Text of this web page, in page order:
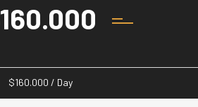
160.000
$160.000 / Day